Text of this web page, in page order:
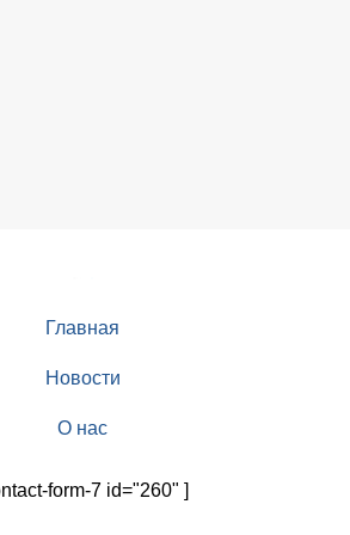
Главная
Новости
О нас
form-7 id="260" ]